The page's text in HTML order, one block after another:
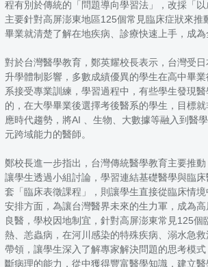
程有別於傳統的「問題導向學習法」，改採「以
主要針對高屏澎東地區125個常見臨床症狀來推
畢業就清楚了解在地疾病、診療快速上手，成為
對於台灣醫學教育，鄭英耀校長表示，台灣受
升學體制影響，多數成績優異的學生在高中畢
系接受專業訓練，學習過程中，有些學生發現
的，在大學畢業後選擇考後醫系的學生，目標
應時代趨勢，將AI 、生物、大數據等融入到醫
元跨域能力的醫師。
鄭校長進一步指出，台灣傳統醫學教育主要推動
讓學生透過小組討論，學習連結基礎醫學與臨
套「臨床表徵課程」，則讓學生直接從臨床情
安排方面，為讓台灣醫界未來的生力軍，成為
良醫，學校因地制宜，針對高屏澎東常見125個
熱、恙蟲病，在河川感染的特殊疾病、溺水急
帶領，讓學生深入了解專家解決問題的思考模
斷病理的能力，從中獲得豐富醫學知識，建立醫